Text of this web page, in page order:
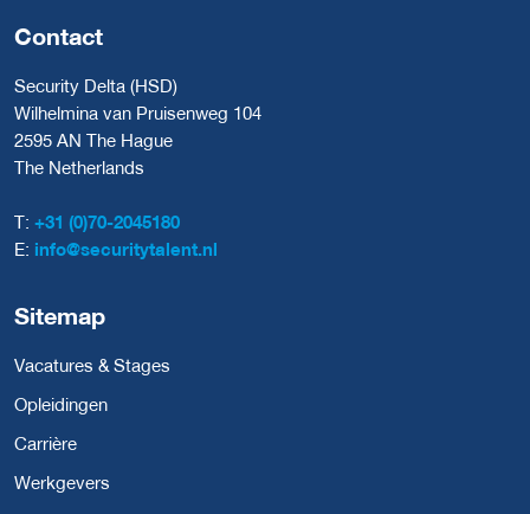
Contact
Security Delta (HSD)
Wilhelmina van Pruisenweg 104
2595 AN The Hague
The Netherlands
T: +31 (0)70-2045180
E: info@securitytalent.nl
Sitemap
Vacatures & Stages
Opleidingen
Carrière
Werkgevers